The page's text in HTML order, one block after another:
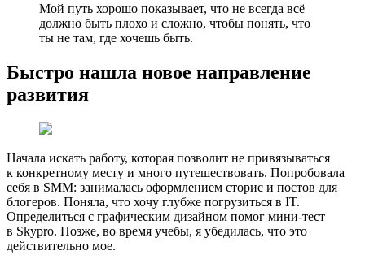
Мой путь хорошо показывает, что не всегда всё
должно быть плохо и сложно, чтобы понять, что
ты не там, где хочешь быть.
Быстро нашла новое направление
развития
Начала искать работу, которая позволит не привязываться
к конкретному месту и много путешествовать. Попробовала
себя в SMM: занималась оформлением сторис и постов для
блогеров. Поняла, что хочу глубже погрузиться в IT.
Определиться с графическим дизайном помог мини-тест
в Skypro. Позже, во время учебы, я убедилась, что это
действительно мое.